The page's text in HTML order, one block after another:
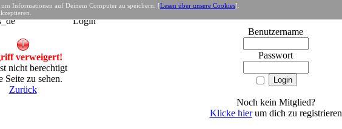
Home
Informationen auf Deinem Computer zu speichern. [Lesen über unsere Cookies].
verweigert!
nicht berechtigt
Seite zu sehen.
Zurück
Login
Benutzername
Passwort
Noch kein Mitglied?
Klicke hierum dich zu registrieren